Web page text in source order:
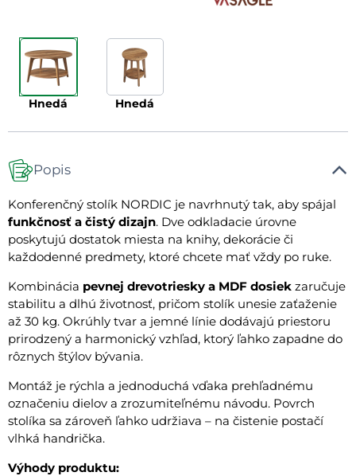
hnedá hnedá
Popis
Konferenčný stolík NORDIC je navrhnutý tak, aby spájal
funkčnosť a čistý dizajn. Dve odkladacie úrovne
poskytujú dostatok miesta na knihy, dekorácie či
každodenné predmety, ktoré chcete mať vždy po ruke.
Kombinácia pevnej drevotriesky a MDF dosiek zaručuje
stabilitu a dlhú životnosť, pričom stolík unesie zaťaženie
až 30 kg. Okrúhly tvar a jemné línie dodávajú priestoru
prirodzený a harmonický vzhľad, ktorý ľahko zapadne do
rôznych štýlov bývania.
Montáž je rýchla a jednoduchá vďaka prehľadnému
označeniu dielov a zrozumiteľnému návodu. Povrch
stolíka sa zároveň ľahko udržiava – na čistenie postačí
vlhká handrička.
Výhody produktu: